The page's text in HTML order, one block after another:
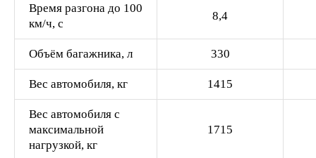
Время разгона до 100
км/ч, с
8,4
Объём багажника, л 330
Вес автомобиля, кг 1415
Вес автомобиля с
максимальной
нагрузкой, кг
1715